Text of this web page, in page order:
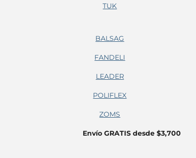
TUK
BALSAG
FANDELI
LEADER
POLIFLEX
ZOMS
Envío GRATIS desde $3,700